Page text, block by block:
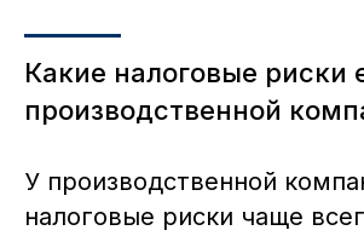
Какие налоговые риски
производственной
У производственной
налоговые риски чаще